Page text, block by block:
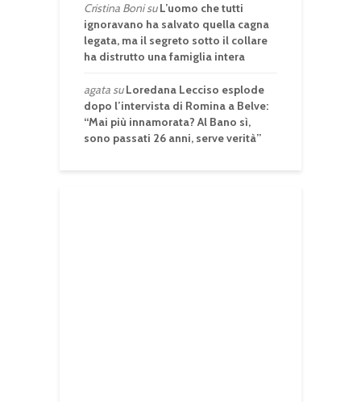
Cristina BonisuL’uomo che tutti
ignoravano ha salvato quella cagna
legata, ma il segreto sotto il collare
ha distrutto una famiglia intera
agatasuLoredana Lecciso esplode
dopo l’intervista di Romina a Belve:
“Mai più innamorata? Al Bano sì,
sono passati 26 anni, serve verità”